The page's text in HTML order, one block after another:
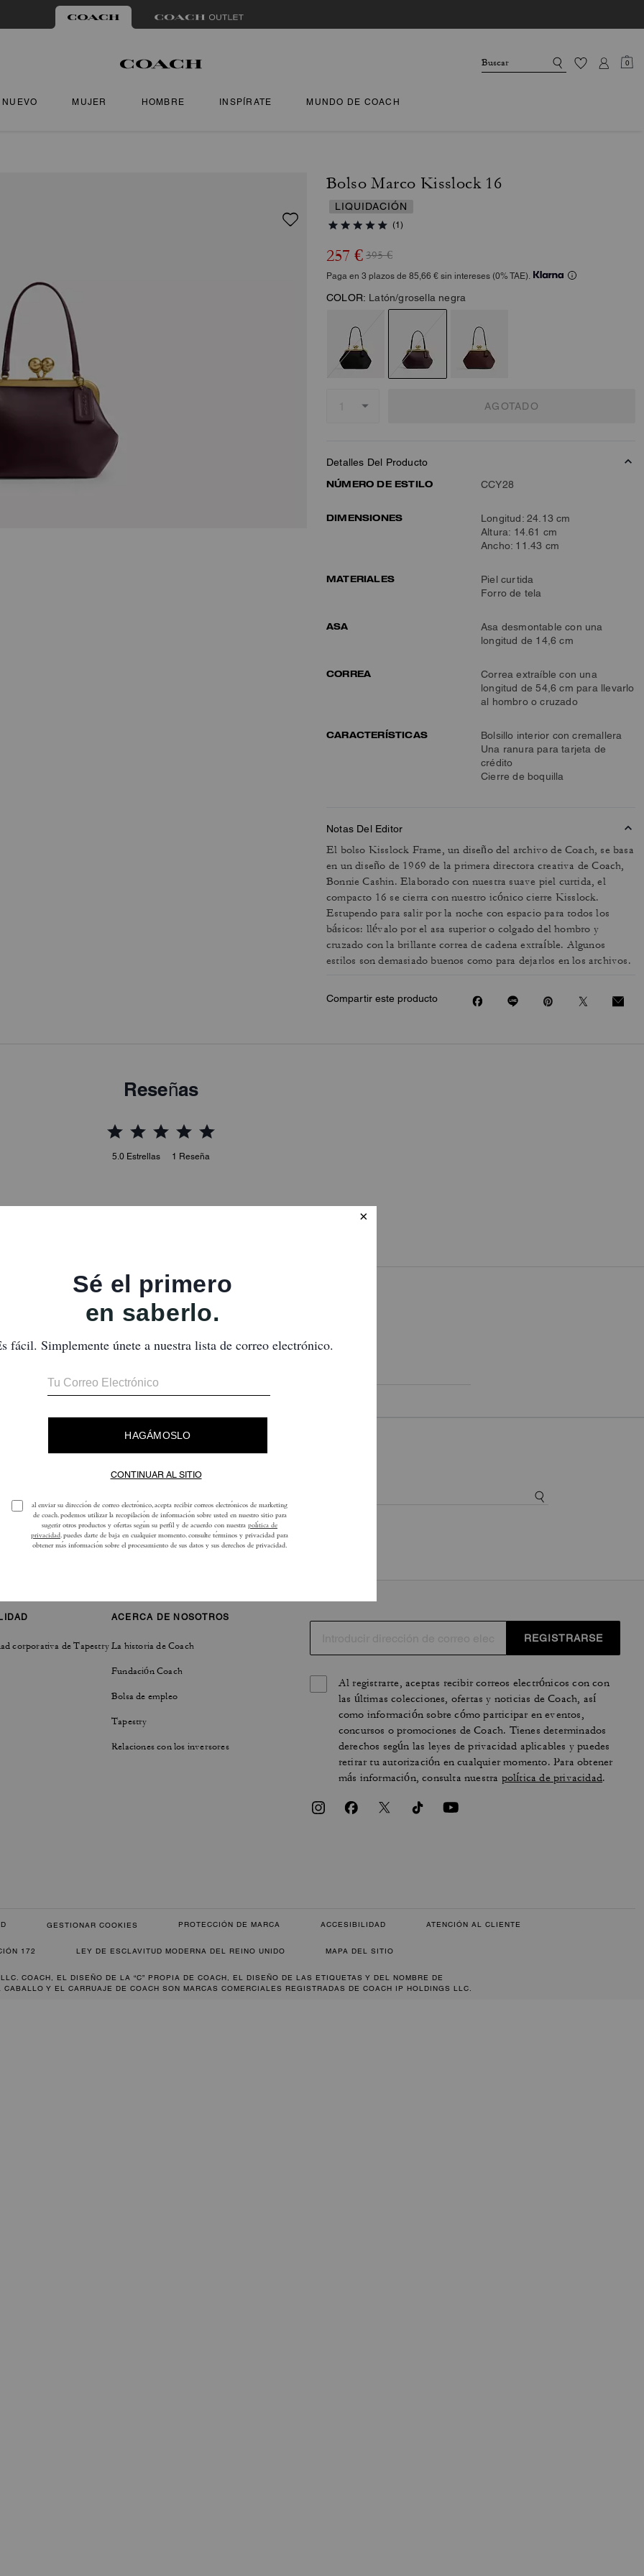
0
NUEVO MUJER HOMBRE INSPÍRATE MUNDO DE COACH
Bolso Marco Kisslock 16
LIQUIDACIÓN
(1)
257 € 395 €
Paga en 3 plazos de 85,66 € sin intereses (0% TAE).
COLOR: Latón/grosella negra
AGOTADO
Detalles Del Producto
NÚMERO DE ESTILO
CCY28
DIMENSIONES
Longitud: 24.13 cm
Altura: 14.61 cm
Ancho: 11.43 cm
MATERIALES
Piel curtida
Forro de tela
ASA
Asa desmontable con una
longitud de 14,6 cm
CORREA
Correa extraíble con una
longitud de 54,6 cm para llevarlo
al hombro o cruzado
CARACTERÍSTICAS
Bolsillo interior con cremallera
Una ranura para tarjeta de
crédito
Cierre de boquilla
Notas Del Editor
El bolso Kisslock Frame, un diseño del archivo de Coach, se basa
en un diseño de 1969 de la primera directora creativa de Coach,
Bonnie Cashin. Elaborado con nuestra suave piel curtida, el
compacto 16 se cierra con nuestro icónico cierre Kisslock.
Estupendo para salir por la noche con espacio para todos los
básicos: llévalo por el asa superior o colgado del hombro y
cruzado con la brillante correa de cadena extraíble. Algunos
estilos son demasiado buenos como para dejarlos en los archivos.
Compartir este producto
Reseñas
5.0 Estrellas 1 Reseña
De todos los tiempos
¿Te ha resultado útil esta reseña? 0 0
corporativa de Tapestry
ACERCA DE NOSOTROS
La historia de Coach
Fundación Coach
Bolsa de empleo
Tapestry
Relaciones con los inversores
REGISTRARSE
Al registrarte, aceptas recibir correos electrónicos con con
las últimas colecciones, ofertas y noticias de Coach, así
como información sobre cómo participar en eventos,
concursos o promociones de Coach. Tienes determinados
derechos según las leyes de privacidad aplicables y puedes
retirar tu autorización en cualquier momento. Para obtener
más información, consulta nuestra política de privacidad.
GESTIONAR COOKIES PROTECCIÓN DE MARCA ACCESIBILIDAD ATENCIÓN AL CLIENTE
172 LEY DE ESCLAVITUD MODERNA DEL REINO UNIDO MAPA DEL SITIO
COACH, EL DISEÑO DE LA “C” PROPIA DE COACH, EL DISEÑO DE LAS ETIQUETAS Y DEL NOMBRE DE
Y EL CARRUAJE DE COACH SON MARCAS COMERCIALES REGISTRADAS DE COACH IP HOLDINGS LLC.